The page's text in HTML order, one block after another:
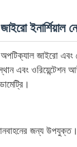
ইনার্শিয়াল
জাইরো এবং
এবং
জন্য উপযুক্ত।